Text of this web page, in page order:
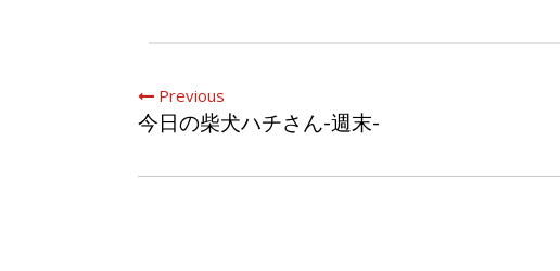
Previous
今日の柴犬ハチさん-週末-